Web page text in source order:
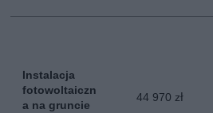
Instalacja
fotowoltaiczn
a na gruncie
44 970 zł